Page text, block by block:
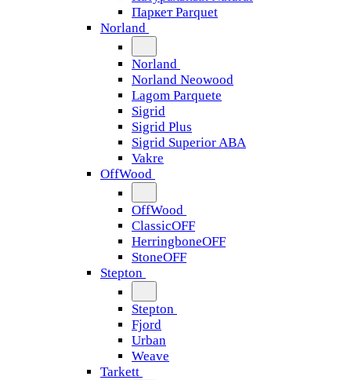
Паркет Parquet
Norland
Norland
Norland Neowood
Lagom Parquete
Sigrid
Sigrid Plus
Sigrid Superior ABA
Vakre
OffWood
OffWood
ClassicOFF
HerringboneOFF
StoneOFF
Stepton
Stepton
Fjord
Urban
Weave
Tarkett